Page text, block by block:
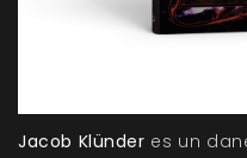
Jacob Klünder es un